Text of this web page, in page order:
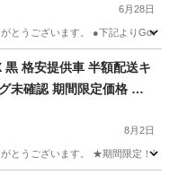
6月28日
とうございます。 ●下記より
格安提供車 半額配送キ
未確認 期間限定価格 現
Yard
8月2日
とうございます。 ★期間限定！